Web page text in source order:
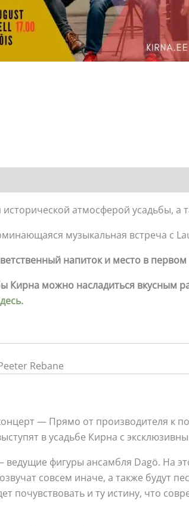
исторической атмосферой усадьбы,
музыкальная встреча с
напиток и место в
Кирна можно насладиться вкусным
Rebane
— Прямо от производителя к
в усадьбе Кирна с
фигуры ансамбля Dagö. На
совсем иначе, а также будут
почувствовать и ту истину, что